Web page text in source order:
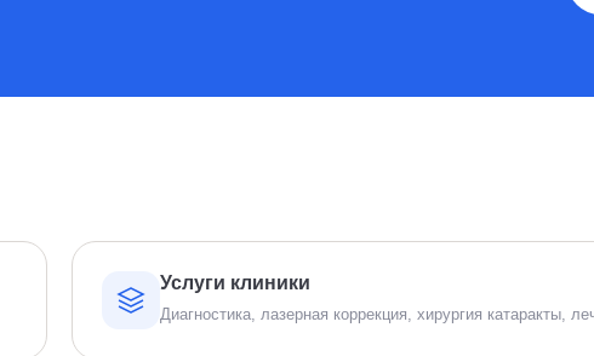
Услуги клиники
Диагностика, лазерная коррекция, хирургия катаракты,